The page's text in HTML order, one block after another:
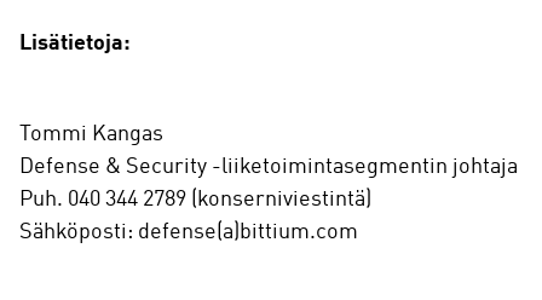
Lisätietoja:
Tommi Kangas
Defense & Security -liiketoimintasegmentin johtaja
Puh. 040 344 2789 (konserniviestintä)
Sähköposti: defense(a)bittium.com